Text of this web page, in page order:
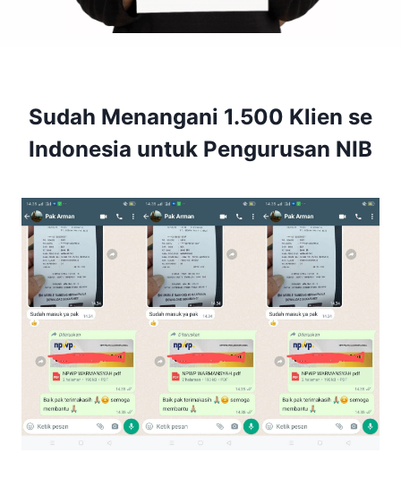
Sudah Menangani 1.500 Klien se
Indonesia untuk Pengurusan NIB